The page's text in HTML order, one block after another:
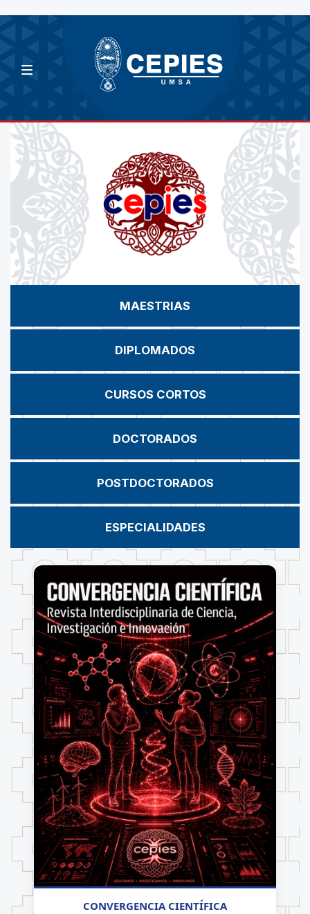
MAESTRIAS
DIPLOMADOS
CURSOS CORTOS
DOCTORADOS
POSTDOCTORADOS
ESPECIALIDADES
CONVERGENCIA CIENTÍFICA